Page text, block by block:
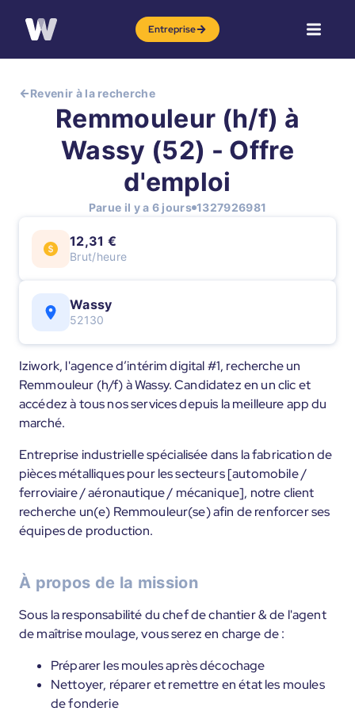
Entreprise
Revenir à la recherche
Remmouleur (h/f) à
Wassy (52) - Offre
d'emploi
Parue il y a 6 jours 1327926981
12,31 €
Brut/heure
Wassy
52130
Iziwork, l'agence d’intérim digital #1, recherche un
Remmouleur (h/f) à Wassy. Candidatez en un clic et
accédez à tous nos services depuis la meilleure app du
marché.
Entreprise industrielle spécialisée dans la fabrication de
pièces métalliques pour les secteurs [automobile /
ferroviaire / aéronautique / mécanique], notre client
recherche un(e) Remmouleur(se) afin de renforcer ses
équipes de production.
À propos de la mission
Sous la responsabilité du chef de chantier & de l'agent
de maîtrise moulage, vous serez en charge de :
Préparer les moules après décochage
Nettoyer, réparer et remettre en état les moules
de fonderie